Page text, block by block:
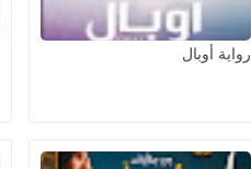
رواية أوبال